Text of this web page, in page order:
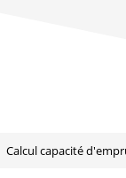
Calcul capacité